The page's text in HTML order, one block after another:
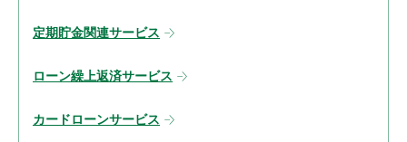
定期貯金関連サービス
ローン繰上返済サービス
カードローンサービス